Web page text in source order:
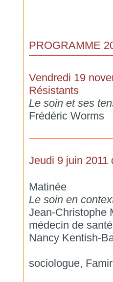
PROGRAMME
Vendredi 19
Résistants
Le soin et ses
Frédéric Worms
Jeudi 9 juin 2011
Matinée
Le soin en
Jean-Christophe
médecin de
Nancy Kentish-
sociologue,